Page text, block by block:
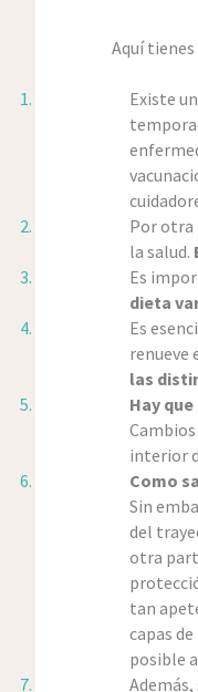
Aquí
Existe
Por otra
la salud.
Es
dieta
Es
renueve
las
Hay
interior
Como
Sin
del
otra
tan
capas
posible